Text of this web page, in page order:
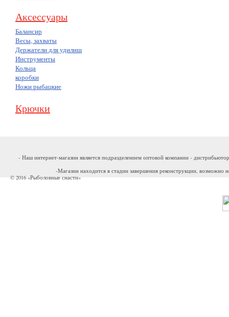
Аксессуары
Балансир
Весы, захваты
Держатели для удилищ
Инструменты
Кольца
коробки
Ножи рыбацкие
Крючки
- Наш интернет-магазин является подразделением оптовой компании -
-Магазин находится в стадии завершения реконструкции, возможно
© 2016 «Рыболовные снасти»